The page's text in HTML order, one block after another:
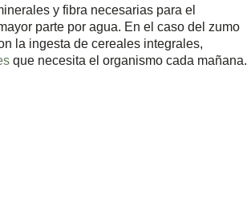
y fibra necesarias para el
parte por agua. En el caso del zumo
la ingesta de cereales integrales,
que necesita el organismo cada mañana.